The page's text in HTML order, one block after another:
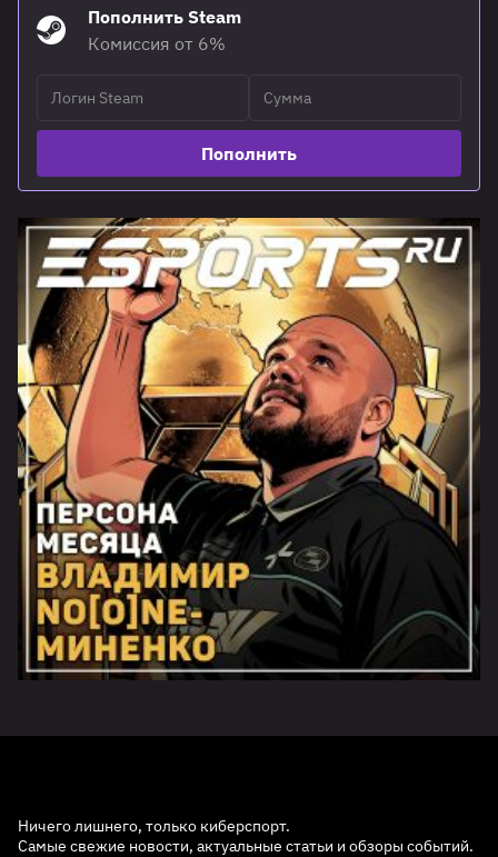
Пополнить Steam
Комиссия от 6%
Пополнить
Ничего лишнего, только киберспорт.
Самые свежие новости, актуальные статьи и обзоры событий.